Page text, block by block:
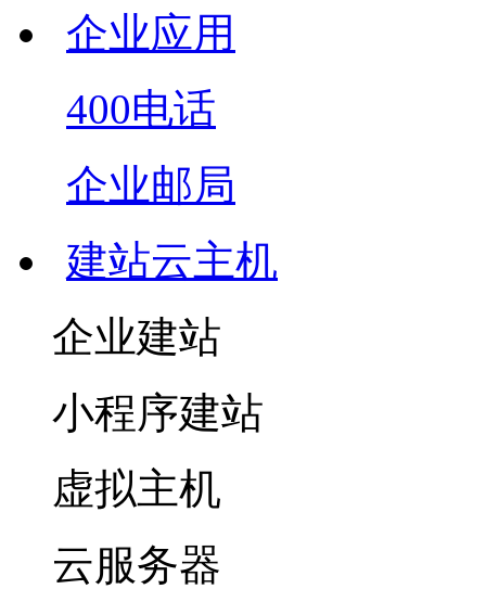
企业应用
400电话
企业邮局
建站云主机
企业建站
小程序建站
虚拟主机
云服务器